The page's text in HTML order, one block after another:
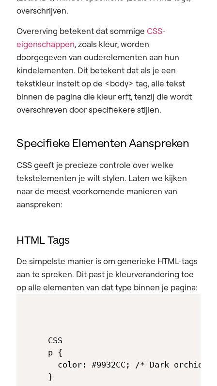
overschrijven.
Overerving betekent dat sommige CSS-
eigenschappen, zoals kleur, worden
doorgegeven van ouderelementen aan hun
kindelementen. Dit betekent dat als je een
tekstkleur instelt op de <body> tag, alle tekst
binnen de pagina die kleur erft, tenzij die wordt
overschreven door specifiekere stijlen.
Specifieke Elementen Aanspreken
CSS geeft je precieze controle over welke
tekstelementen je wilt stylen. Laten we kijken
naar de meest voorkomende manieren van
aanspreken:
HTML Tags
De simpelste manier is om generieke HTML-tags
aan te spreken. Dit past je kleurverandering toe
op alle elementen van dat type binnen je pagina:
CSS
p {
color: #9932CC; /* Dark orchid